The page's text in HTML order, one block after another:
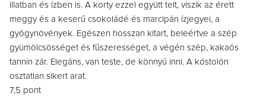
illatban és ízben is. A korty ezzel együtt telt, viszik az érett
meggy és a keserű csokoládé és marcipán ízjegyei, a
gyógynövények. Egészen hosszan kitart, beleértve a szép
gyümölcsösséget és fűszerességet, a végén szép, kakaós
tannin zár. Elegáns, van teste, de könnyű inni. A kóstolón
osztatlan sikert arat.
7,5 pont